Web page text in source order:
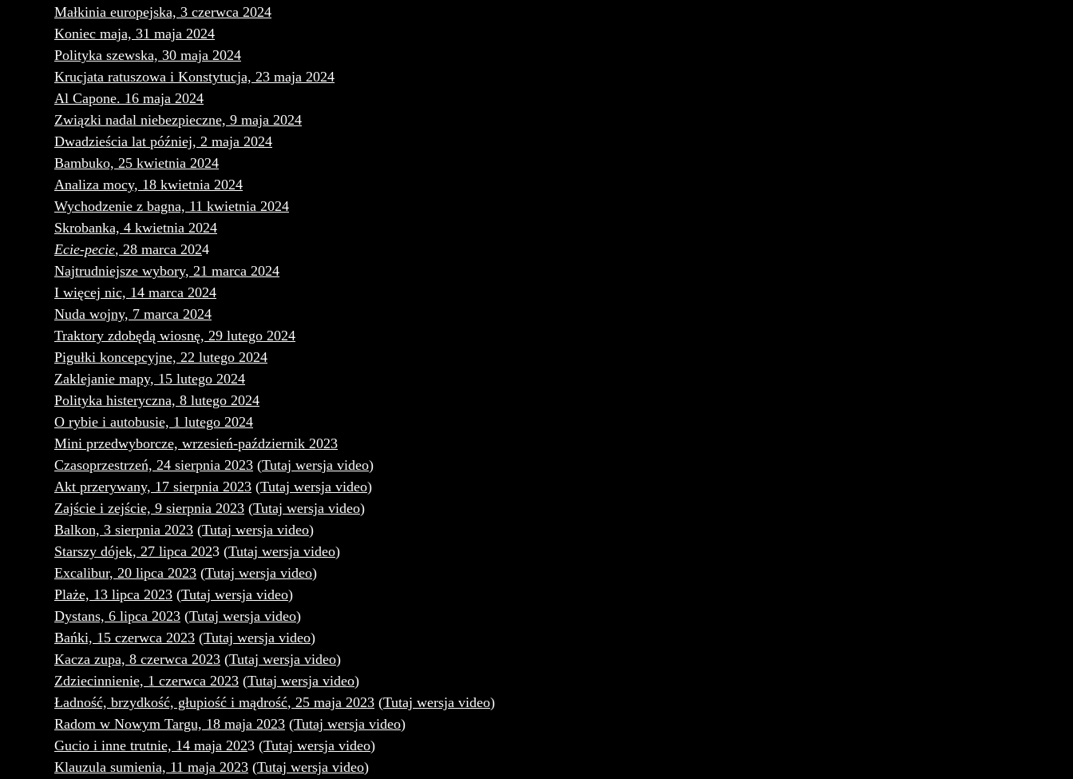
Małkinia europejska, 3 czerwca 2024
Koniec maja, 31 maja 2024
Polityka szewska, 30 maja 2024
Krucjata ratuszowa i Konstytucja, 23 maja 2024
Al Capone. 16 maja 2024
Związki nadal niebezpieczne, 9 maja 2024
Dwadzieścia lat później, 2 maja 2024
Bambuko, 25 kwietnia 2024
Analiza mocy, 18 kwietnia 2024
Wychodzenie z bagna, 11 kwietnia 2024
Skrobanka, 4 kwietnia 2024
Ecie-pecie, 28 marca 2024
Najtrudniejsze wybory, 21 marca 2024
I więcej nic, 14 marca 2024
Nuda wojny, 7 marca 2024
Traktory zdobędą wiosnę, 29 lutego 2024
Pigułki koncepcyjne, 22 lutego 2024
Zaklejanie mapy, 15 lutego 2024
Polityka histeryczna, 8 lutego 2024
O rybie i autobusie, 1 lutego 2024
Mini przedwyborcze, wrzesień-październik 2023
Czasoprzestrzeń, 24 sierpnia 2023 (Tutaj wersja video)
Akt przerywany, 17 sierpnia 2023 (Tutaj wersja video)
Zajście i zejście, 9 sierpnia 2023 (Tutaj wersja video)
Balkon, 3 sierpnia 2023 (Tutaj wersja video)
Starszy dójek, 27 lipca 2023 (Tutaj wersja video)
Excalibur, 20 lipca 2023 (Tutaj wersja video)
Plaże, 13 lipca 2023 (Tutaj wersja video)
Dystans, 6 lipca 2023 (Tutaj wersja video)
Bańki, 15 czerwca 2023 (Tutaj wersja video)
Kacza zupa, 8 czerwca 2023 (Tutaj wersja video)
Zdziecinnienie, 1 czerwca 2023 (Tutaj wersja video)
Ładność, brzydkość, głupiość i mądrość, 25 maja 2023 (Tutaj wersja video)
Radom w Nowym Targu, 18 maja 2023 (Tutaj wersja video)
Gucio i inne trutnie, 14 maja 2023 (Tutaj wersja video)
Klauzula sumienia, 11 maja 2023 (Tutaj wersja video)